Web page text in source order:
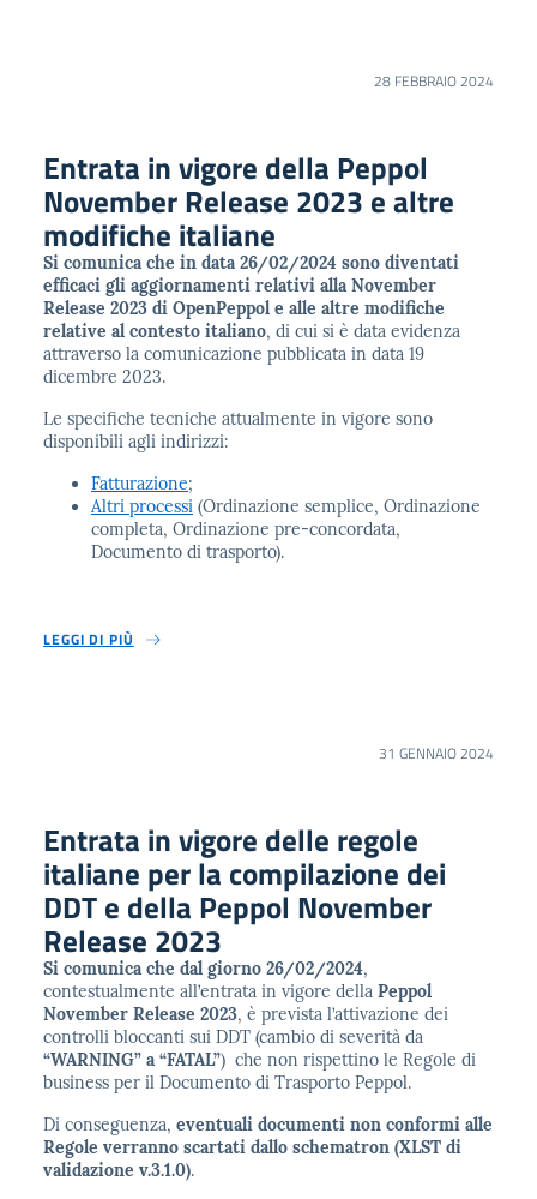
28 FEBBRAIO 2024
Entrata in vigore della Peppol
November Release 2023 e altre
modifiche italiane
Si comunica che in data 26/02/2024 sono diventati
efficaci gli aggiornamenti relativi alla November
Release 2023 di OpenPeppol e alle altre modifiche
relative al contesto italiano, di cui si è data evidenza
attraverso la comunicazione pubblicata in data 19
dicembre 2023.
Le specifiche tecniche attualmente in vigore sono
disponibili agli indirizzi:
Fatturazione;
Altri processi (Ordinazione semplice, Ordinazione
completa, Ordinazione pre-concordata,
Documento di trasporto).
LEGGI DI PIÙ
31 GENNAIO 2024
Entrata in vigore delle regole
italiane per la compilazione dei
DDT e della Peppol November
Release 2023
Si comunica che dal giorno 26/02/2024,
contestualmente all’entrata in vigore della Peppol
November Release 2023, è prevista l’attivazione dei
controlli bloccanti sui DDT (cambio di severità da
“WARNING” a “FATAL”) che non rispettino le Regole di
business per il Documento di Trasporto Peppol.
Di conseguenza, eventuali documenti non conformi alle
Regole verranno scartati dallo schematron (XLST di
validazione v.3.1.0).